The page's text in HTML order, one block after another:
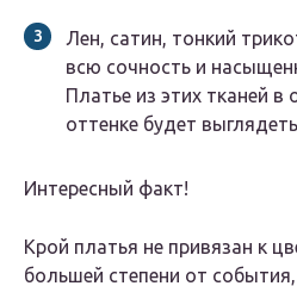
Лен, сатин, тонкий
всю сочность и
Платье из этих тканей
оттенке будет
Интересный факт!
Крой платья не привязан к
большей степени от